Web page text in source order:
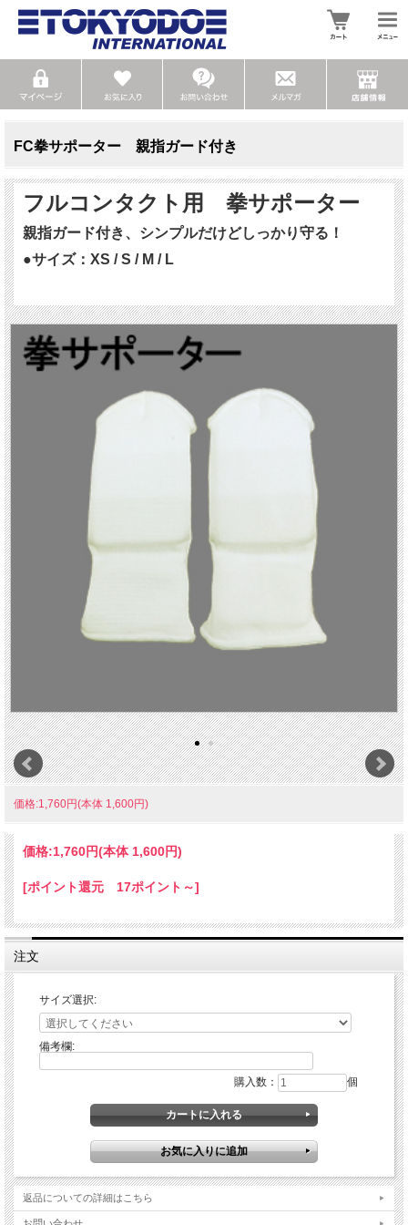
FC拳サポーター 親指ガード付き
フルコンタクト用 拳サポーター
親指ガード付き、シンプルだけどしっかり守る！
●サイズ：XS / S / M / L
価格:1,760円(本体 1,600円)
価格:1,760円(本体 1,600円)
[ポイント還元 17ポイント～]
注文
サイズ選択:
備考欄:
購入数： 個
返品についての詳細はこちら